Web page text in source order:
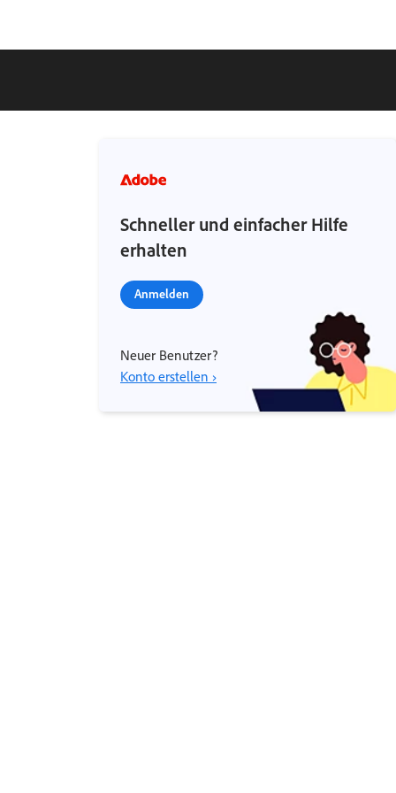
Schneller und einfacher Hilfe
erhalten
Anmelden
Neuer Benutzer?
Konto erstellen ›